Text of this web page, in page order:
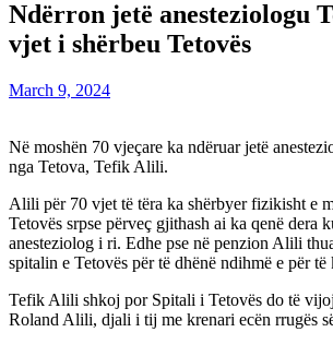
Ndërron jetë anesteziologu
vjet i shërbeu Tetovës
March 9, 2024
Në moshën 70 vjeçare ka ndëruar jetë
nga Tetova, Tefik Alili.
Alili për 70 vjet të tëra ka shërbyer fizikisht e
Tetovës srpse përveç gjithash ai ka qenë dera
anesteziolog i ri. Edhe pse në penzion Alili
spitalin e Tetovës për të dhënë ndihmë e për të
Tefik Alili shkoj por Spitali i Tetovës do të vijoj
Roland Alili, djali i tij me krenari ecën rrugës